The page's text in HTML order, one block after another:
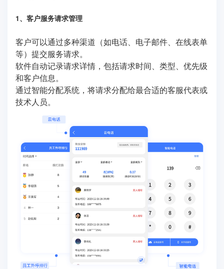
1、客户服务请求管理
客户可以通过多种渠道（如电话、电子邮件、在线表单
等）提交服务请求。
软件自动记录请求详情，包括请求时间、类型、优先级
和客户信息。
通过智能分配系统，将请求分配给最合适的客服代表或
技术人员。